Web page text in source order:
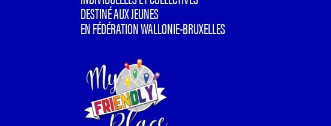
DESTINÉ AUX JEUNES
EN FÉDÉRATION WALLONIE-BRUXELLES